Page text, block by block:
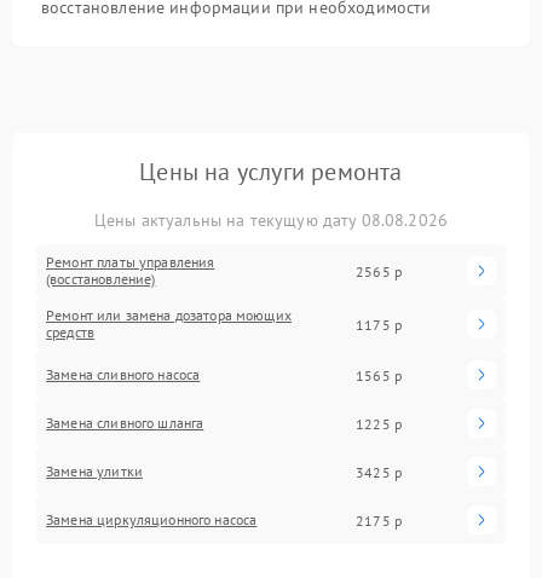
восстановление информации при необходимости
Цены на услуги ремонта
Цены актуальны на текущую дату 08.08.2026
Ремонт платы управления
(восстановление)
2565 р
Ремонт или замена дозатора моющих
средств
1175 р
Замена сливного насоса 1565 р
Замена сливного шланга 1225 р
Замена улитки 3425 р
Замена циркуляционного насоса 2175 р